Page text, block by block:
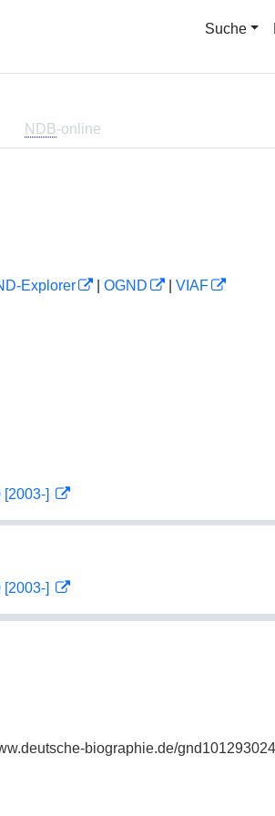
Suche
NDB-online
Explorer OGND
VIAF
]
]
biographie.de/